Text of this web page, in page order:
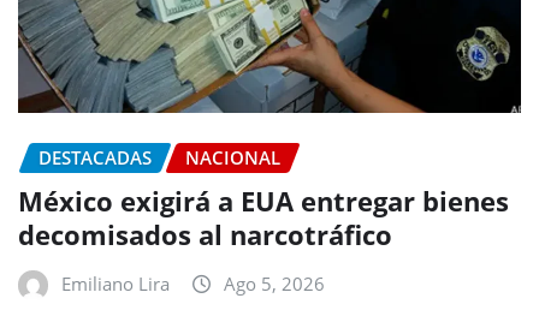
DESTACADAS NACIONAL
México exigirá a EUA entregar bienes
decomisados al narcotráfico
Emiliano Lira Ago 5, 2026